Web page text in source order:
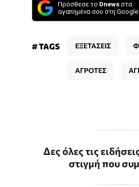
Πρόσθεσε το Dnews στα
αγαπημένα σου στη Google
# TAGS ΕΞΕΤΑΣΕΙΣ
ΑΓΡΟΤΕΣ
Δες όλες τις
στιγμή που